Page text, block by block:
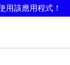
用該應用程式！